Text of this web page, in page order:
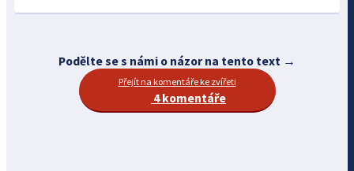
Podělte se s námi o názor na tento text →
Přejít na komentáře ke zvířeti
4 komentáře